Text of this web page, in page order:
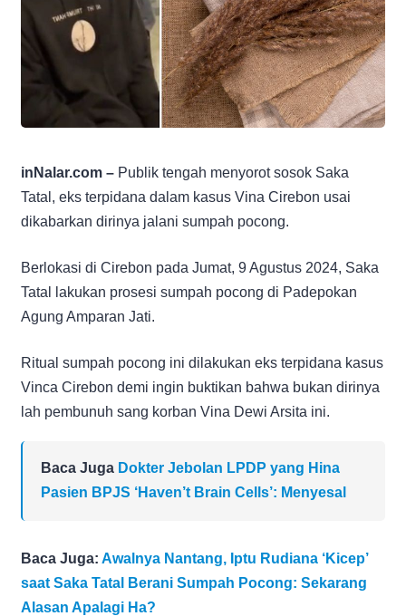
inNalar.com – Publik tengah menyorot sosok Saka
Tatal, eks terpidana dalam kasus Vina Cirebon usai
dikabarkan dirinya jalani sumpah pocong.
Berlokasi di Cirebon pada Jumat, 9 Agustus 2024, Saka
Tatal lakukan prosesi sumpah pocong di Padepokan
Agung Amparan Jati.
Ritual sumpah pocong ini dilakukan eks terpidana kasus
Vinca Cirebon demi ingin buktikan bahwa bukan dirinya
lah pembunuh sang korban Vina Dewi Arsita ini.
Baca Juga Dokter Jebolan LPDP yang Hina
Pasien BPJS ‘Haven’t Brain Cells’: Menyesal
Baca Juga: Awalnya Nantang, Iptu Rudiana ‘Kicep’
saat Saka Tatal Berani Sumpah Pocong: Sekarang
Alasan Apalagi Ha?